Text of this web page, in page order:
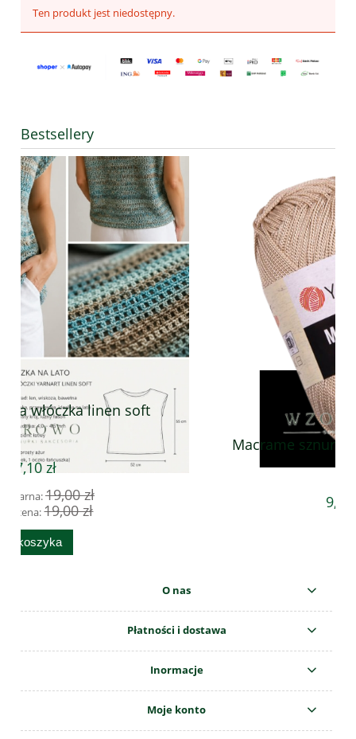
Ten produkt jest niedostępny.
Bestsellery
Macrame sznurek poliestrowy 166
O nas
Płatności i dostawa
Inormacje
Moje konto